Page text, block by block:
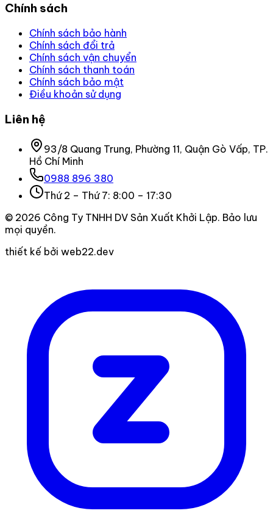
Chính sách
Chính sách bảo hành
Chính sách đổi trả
Chính sách vận chuyển
Chính sách thanh toán
Chính sách bảo mật
Điều khoản sử dụng
Liên hệ
93/8 Quang Trung, Phường 11, Quận Gò Vấp, TP.
Hồ Chí Minh
0988 896 380
Thứ 2 – Thứ 7: 8:00 – 17:30
© 2026 Công Ty TNHH DV Sản Xuất Khởi Lập. Bảo lưu
mọi quyền.
thiết kế bởi web22.dev